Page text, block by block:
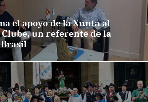
el apoyo de la Xunta al
un referente de la